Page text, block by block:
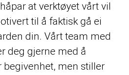
at verktøyet vårt vil
til å faktisk gå ei
din. Vårt team med
deg gjerne med å
begivenhet, men stiller